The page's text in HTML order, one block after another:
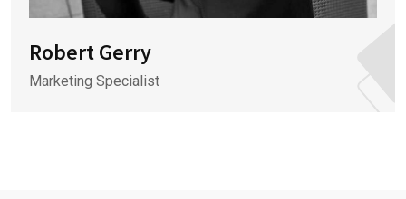
Robert Gerry
Marketing Specialist